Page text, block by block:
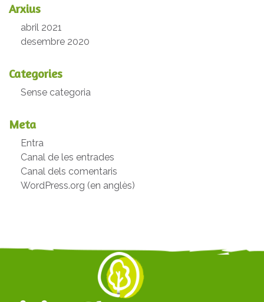
Arxius
abril 2021
desembre 2020
Categories
Sense categoria
Meta
Entra
Canal de les entrades
Canal dels comentaris
WordPress.org (en anglès)